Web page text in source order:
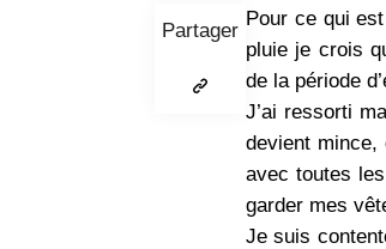
Partager
Pour ce qui
pluie je crois
de la période
J’ai ressorti
devient mince,
avec toutes
garder mes
Je suis